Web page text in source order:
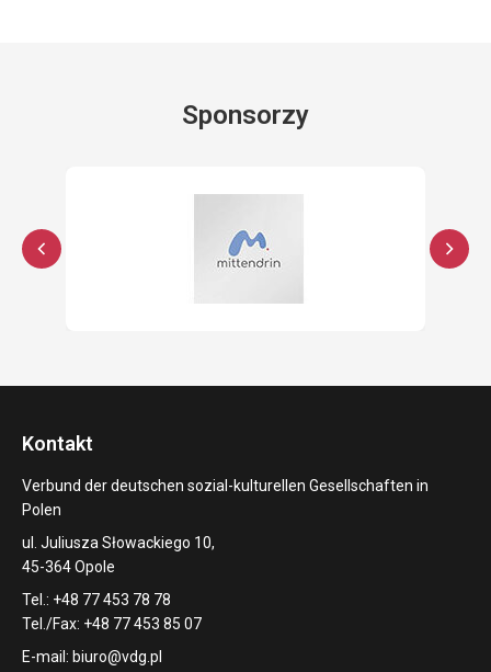
Sponsorzy
Kontakt
Verbund der deutschen sozial-kulturellen Gesellschaften in
Polen
ul. Juliusza Słowackiego 10,
45-364 Opole
Tel.: +48 77 453 78 78
Tel./Fax: +48 77 453 85 07
E-mail: biuro@vdg.pl